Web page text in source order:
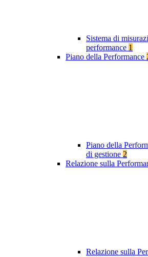
Sistema di
performance 1
Piano della Performance
Piano della
di gestione 2
Relazione sulla
Relazione sulla